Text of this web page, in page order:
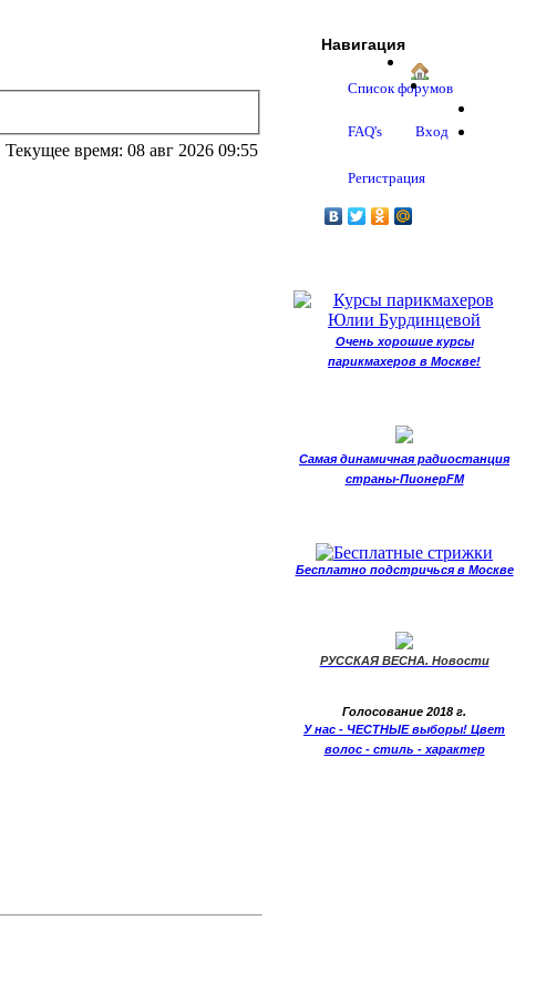
Текущее время: 08 авг 2026 09:55
Навигация
Список форумов
FAQ's Вход
Регистрация
Очень хорошие курсы
парикмахеров в Москве!
Самая динамичная радиостанция
страны-ПионерFM
Бесплатно подстричься в Москве
РУССКАЯ ВЕСНА. Новости
Голосование 2018 г.
У нас - ЧЕСТНЫЕ выборы! Цвет
волос - стиль - характер